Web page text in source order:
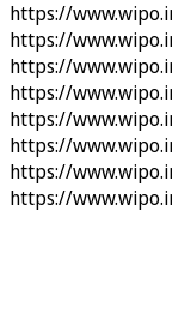
https://
https://
https://
https://
https://
https://
https://
https://